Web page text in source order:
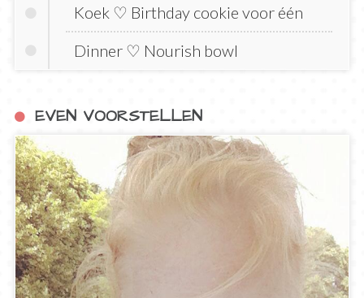
Koek ♡ Birthday cookie voor één
Dinner ♡ Nourish bowl
EVEN VOORSTELLEN